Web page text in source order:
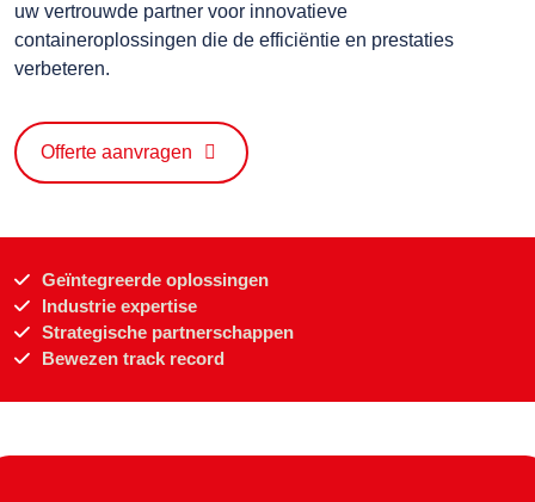
uw vertrouwde partner voor innovatieve
containeroplossingen die de efficiëntie en prestaties
verbeteren.
Offerte aanvragen
Geïntegreerde oplossingen
Industrie expertise
Strategische partnerschappen
Bewezen track record